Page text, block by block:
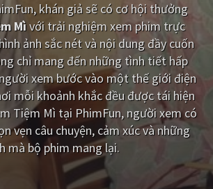
Lịch sử
Tiểu sử
DramaTV
Trung Quốc - Hồng Kông
Nhật Bản
, khán giả sẽ có cơ hội thưởng
Mìvới trải nghiệm xem phim trực
ảnh sắc nét và nội dung đầy cuốn
chỉ mang đến những tình tiết hấp
xem bước vào một thế giới điện
mỗi khoảnh khắc đều được tái hiện
Tiệm Mì tại PhimFun, người xem có
vẹn câu chuyện, cảm xúc và những
mà bộ phim mang lại.